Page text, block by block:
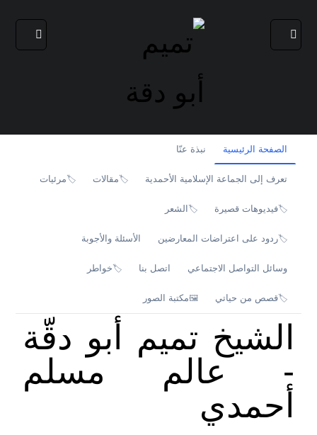
الصفحة الرئيسية نبذة عنّا
تعرف إلى الجماعة الإسلامية الأحمدية 🏷️مقالات 🏷️مرئيات
🏷️فيديوهات قصيرة 🏷️ الشعر
🏷️ردود على اعتراضات المعارضين الأسئلة والأجوبة
وسائل التواصل الاجتماعي اتصل بنا 🏷️خواطر
🏷️قصص من حياتي 🖼️مكتبة الصور
الشيخ تميم أبو دقّة
- عالم مسلم
أحمدي